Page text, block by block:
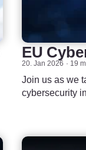
EU
20. Jan 2026 19
Join us as we
cybersecurity